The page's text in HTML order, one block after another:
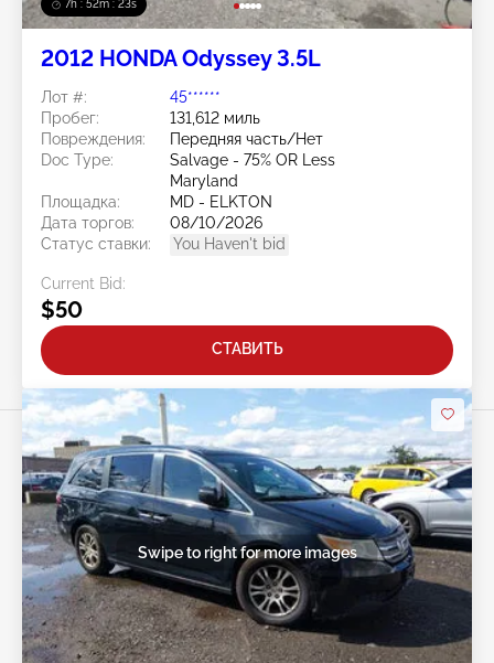
7h : 52m : 20s
2012 HONDA Odyssey 3.5L
Лот #:
45******
Пробег:
131,612 миль
Повреждения:
Передняя часть/Нет
Doc Type:
Salvage - 75% OR Less
Maryland
Площадка:
MD - ELKTON
Дата торгов:
08/10/2026
Статус ставки:
You Haven't bid
Current Bid:
$50
СТАВИТЬ
Swipe to right for more images